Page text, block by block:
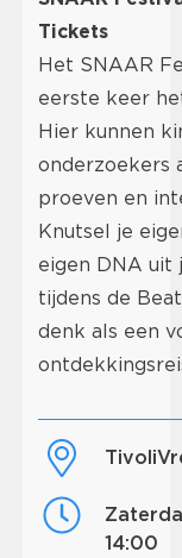
Tickets
Het SNAAR
eerste keer
Hier kunnen
onderzoekers
proeven en
Knutsel je
eigen DNA uit
tijdens de
denk als een
zaterdag 15 juni 2024 om 12:00 tot
14:00